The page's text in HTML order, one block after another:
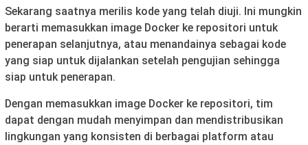
Sekarang saatnya merilis kode yang telah diuji. Ini mungkin
berarti memasukkan image Docker ke repositori untuk
penerapan selanjutnya, atau menandainya sebagai kode
yang siap untuk dijalankan setelah pengujian sehingga
siap untuk penerapan.
Dengan memasukkan image Docker ke repositori, tim
dapat dengan mudah menyimpan dan mendistribusikan
lingkungan yang konsisten di berbagai platform atau